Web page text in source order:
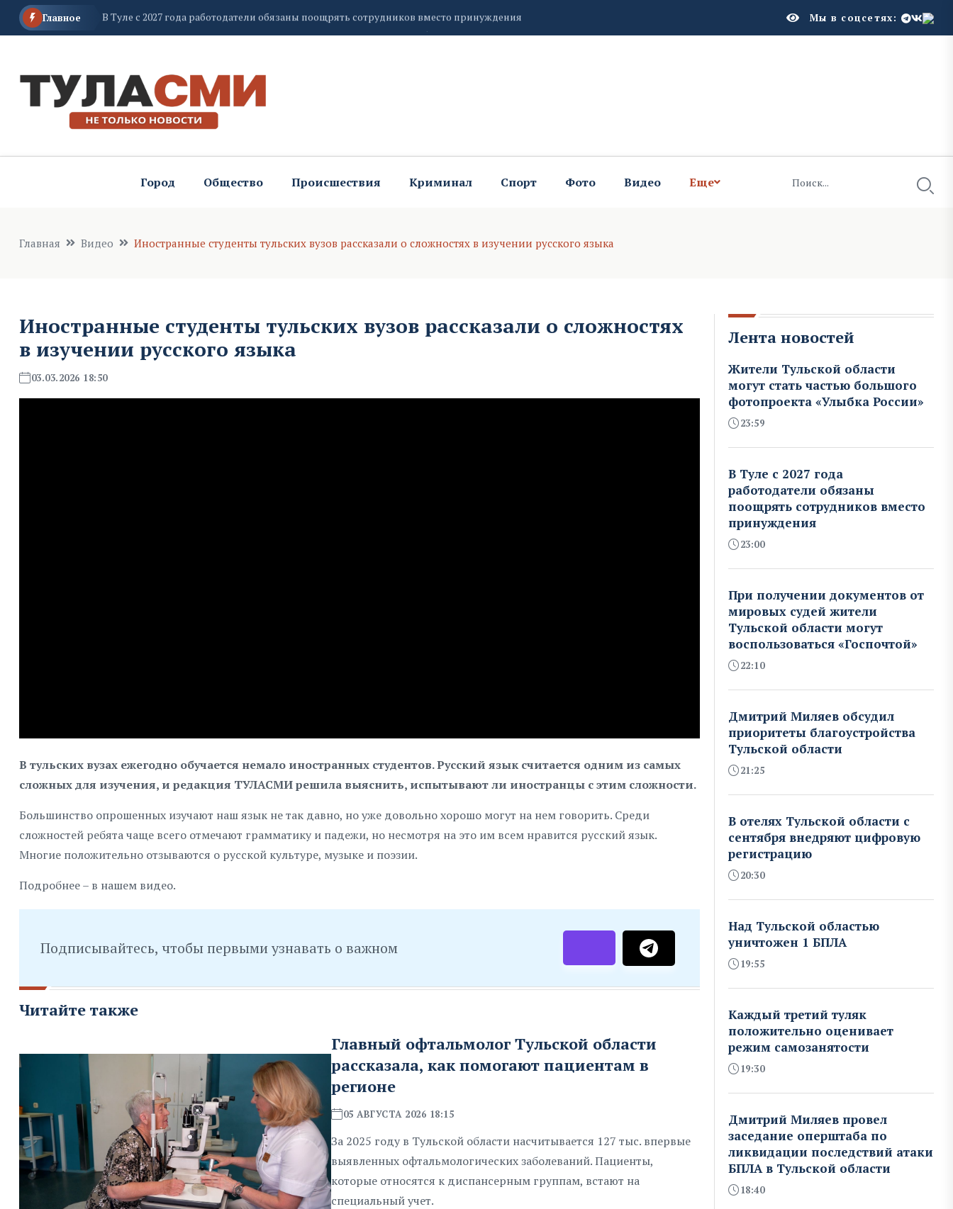
Главное Мы в соцсетях:
Город Общество Происшествия Криминал Спорт Фото Видео Еще
Главная Видео Иностранные студенты тульских вузов рассказали о сложностях в изучении русского языка
Иностранные студенты тульских вузов рассказали о сложностях
в изучении русского языка
03.03.2026 18:50
В тульских вузах ежегодно обучается немало иностранных студентов. Русский язык считается одним из самых
сложных для изучения, и редакция ТУЛАСМИ решила выяснить, испытывают ли иностранцы с этим сложности.
Большинство опрошенных изучают наш язык не так давно, но уже довольно хорошо могут на нем говорить. Среди
сложностей ребята чаще всего отмечают грамматику и падежи, но несмотря на это им всем нравится русский язык.
Многие положительно отзываются о русской культуре, музыке и поэзии.
Подробнее – в нашем видео.
Подписывайтесь, чтобы первыми узнавать о важном
Читайте также
Главный офтальмолог Тульской области
рассказала, как помогают пациентам в
регионе
05 АВГУСТА 2026 18:15
За 2025 году в Тульской области насчитывается 127 тыс. впервые
выявленных офтальмологических заболеваний. Пациенты,
которые относятся к диспансерным группам, встают на
специальный учет.
Лента новостей
Жители Тульской области
могут стать частью большого
фотопроекта «Улыбка России»
23:59
В Туле с 2027 года
работодатели обязаны
поощрять сотрудников вместо
принуждения
23:00
При получении документов от
мировых судей жители
Тульской области могут
воспользоваться «Госпочтой»
22:10
Дмитрий Миляев обсудил
приоритеты благоустройства
Тульской области
21:25
В отелях Тульской области с
сентября внедряют цифровую
регистрацию
20:30
Над Тульской областью
уничтожен 1 БПЛА
19:55
Каждый третий туляк
положительно оценивает
режим самозанятости
19:30
Дмитрий Миляев провел
заседание оперштаба по
ликвидации последствий атаки
БПЛА в Тульской области
18:40